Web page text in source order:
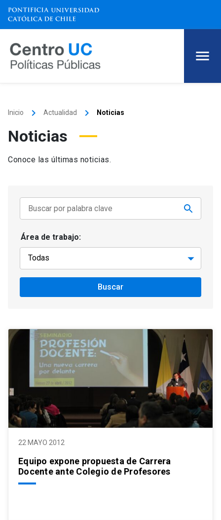
Inicio keyboard_arrow_right Actualidad keyboard_arrow_right Noticias
Noticias
Conoce las últimas noticias.
Área de trabajo:
Buscar
22 MAYO 2012
Equipo expone propuesta de Carrera
Docente ante Colegio de Profesores